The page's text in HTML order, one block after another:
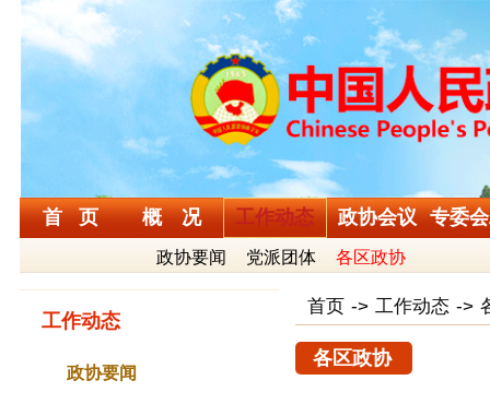
首 页 概 况 工作动态
政协要闻 党派团体 各区政协
政协会议 专委
工作动态
政协要闻
首页 -> 工作动态 ->
各区政协